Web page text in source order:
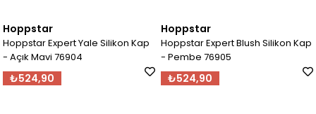
Hoppstar
Hoppstar Expert Yale Silikon Kap
- Açık Mavi 76904
₺524,90
Hoppstar
Hoppstar Expert Blush Silikon Kap
- Pembe 76905
₺524,90